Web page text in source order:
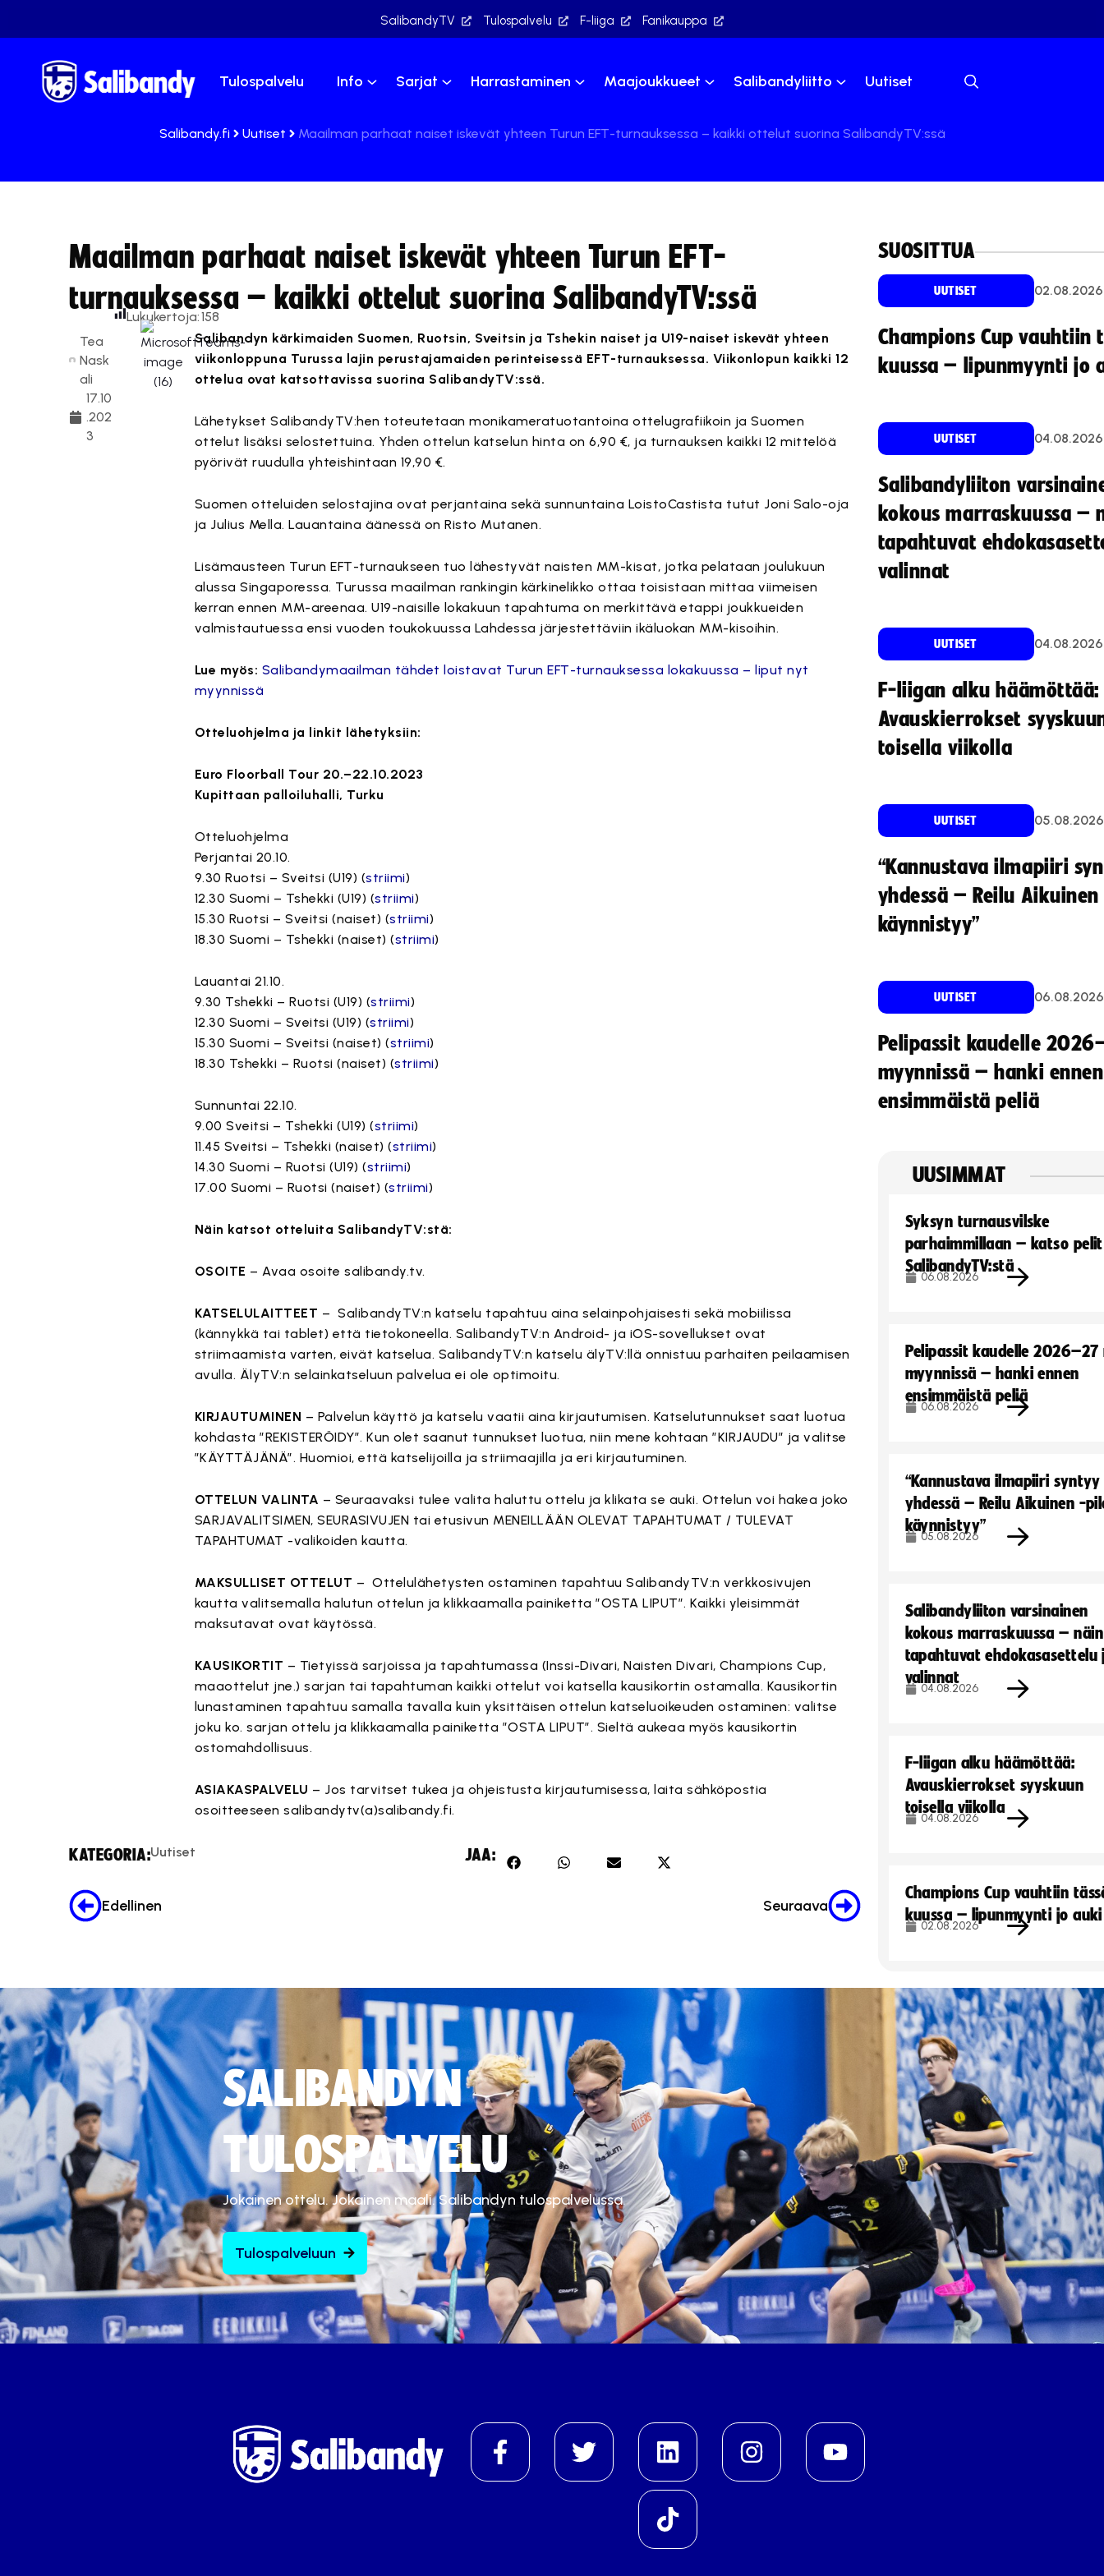
SalibandyTV Tulospalvelu F-liiga Fanikauppa
Tulospalvelu Info Sarjat Harrastaminen Maajoukkueet Salibandyliitto Uutiset
Salibandy.fi Uutiset Maailman parhaat naiset iskevät yhteen Turun EFT-turnauksessa – kaikki ottelut suorina SalibandyTV:ssä
Maailman parhaat naiset iskevät yhteen Turun EFT-
turnauksessa – kaikki ottelut suorina SalibandyTV:ssä
Tea
Nask
ali
17.10
.202
3
Lukukertoja:158
Salibandyn kärkimaiden Suomen, Ruotsin, Sveitsin ja Tshekin naiset ja U19-naiset iskevät yhteen
viikonloppuna Turussa lajin perustajamaiden perinteisessä EFT-turnauksessa. Viikonlopun kaikki 12
ottelua ovat katsottavissa suorina SalibandyTV:ssä.
Lähetykset SalibandyTV:hen toteutetaan monikameratuotantoina ottelugrafiikoin ja Suomen
ottelut lisäksi selostettuina. Yhden ottelun katselun hinta on 6,90 €, ja turnauksen kaikki 12 mittelöä
pyörivät ruudulla yhteishintaan 19,90 €.
Suomen otteluiden selostajina ovat perjantaina sekä sunnuntaina LoistoCastista tutut Joni Salo-oja
ja Julius Mella. Lauantaina äänessä on Risto Mutanen.
Lisämausteen Turun EFT-turnaukseen tuo lähestyvät naisten MM-kisat, jotka pelataan joulukuun
alussa Singaporessa. Turussa maailman rankingin kärkinelikko ottaa toisistaan mittaa viimeisen
kerran ennen MM-areenaa. U19-naisille lokakuun tapahtuma on merkittävä etappi joukkueiden
valmistautuessa ensi vuoden toukokuussa Lahdessa järjestettäviin ikäluokan MM-kisoihin.
Lue myös: Salibandymaailman tähdet loistavat Turun EFT-turnauksessa lokakuussa – liput nyt
myynnissä
Otteluohjelma ja linkit lähetyksiin:
Euro Floorball Tour 20.–22.10.2023
Kupittaan palloiluhalli, Turku
Otteluohjelma
Perjantai 20.10.
9.30 Ruotsi – Sveitsi (U19) (striimi)
12.30 Suomi – Tshekki (U19) (striimi)
15.30 Ruotsi – Sveitsi (naiset) (striimi)
18.30 Suomi – Tshekki (naiset) (striimi)
Lauantai 21.10.
9.30 Tshekki – Ruotsi (U19) (striimi)
12.30 Suomi – Sveitsi (U19) (striimi)
15.30 Suomi – Sveitsi (naiset) (striimi)
18.30 Tshekki – Ruotsi (naiset) (striimi)
Sunnuntai 22.10.
9.00 Sveitsi – Tshekki (U19) (striimi)
11.45 Sveitsi – Tshekki (naiset) (striimi)
14.30 Suomi – Ruotsi (U19) (striimi)
17.00 Suomi – Ruotsi (naiset) (striimi)
Näin katsot otteluita SalibandyTV:stä:
OSOITE – Avaa osoite salibandy.tv.
KATSELULAITTEET – SalibandyTV:n katselu tapahtuu aina selainpohjaisesti sekä mobiilissa
(kännykkä tai tablet) että tietokoneella. SalibandyTV:n Android- ja iOS-sovellukset ovat
striimaamista varten, eivät katselua. SalibandyTV:n katselu älyTV:llä onnistuu parhaiten peilaamisen
avulla. ÄlyTV:n selainkatseluun palvelua ei ole optimoitu.
KIRJAUTUMINEN – Palvelun käyttö ja katselu vaatii aina kirjautumisen. Katselutunnukset saat luotua
kohdasta ”REKISTERÖIDY”. Kun olet saanut tunnukset luotua, niin mene kohtaan ”KIRJAUDU” ja valitse
”KÄYTTÄJÄNÄ”. Huomioi, että katselijoilla ja striimaajilla ja eri kirjautuminen.
OTTELUN VALINTA – Seuraavaksi tulee valita haluttu ottelu ja klikata se auki. Ottelun voi hakea joko
SARJAVALITSIMEN, SEURASIVUJEN tai etusivun MENEILLÄÄN OLEVAT TAPAHTUMAT / TULEVAT
TAPAHTUMAT -valikoiden kautta.
MAKSULLISET OTTELUT – Ottelulähetysten ostaminen tapahtuu SalibandyTV:n verkkosivujen
kautta valitsemalla halutun ottelun ja klikkaamalla painiketta ”OSTA LIPUT”. Kaikki yleisimmät
maksutavat ovat käytössä.
KAUSIKORTIT – Tietyissä sarjoissa ja tapahtumassa (Inssi-Divari, Naisten Divari, Champions Cup,
maaottelut jne.) sarjan tai tapahtuman kaikki ottelut voi katsella kausikortin ostamalla. Kausikortin
lunastaminen tapahtuu samalla tavalla kuin yksittäisen ottelun katseluoikeuden ostaminen: valitse
joku ko. sarjan ottelu ja klikkaamalla painiketta ”OSTA LIPUT”. Sieltä aukeaa myös kausikortin
ostomahdollisuus.
ASIAKASPALVELU – Jos tarvitset tukea ja ohjeistusta kirjautumisessa, laita sähköpostia
osoitteeseen salibandytv(a)salibandy.fi.
KATEGORIA:Uutiset JAA:
Edellinen Seuraava
SUOSITTUA
UUTISET 02.08.2026
Champions Cup vauhtiin
kuussa – lipunmyynti jo
UUTISET 04.08.2026
Salibandyliiton
kokous marraskuussa –
tapahtuvat
valinnat
UUTISET 04.08.2026
F-liigan alku häämöttää:
Avauskierrokset
toisella viikolla
UUTISET 05.08.2026
“Kannustava ilmapiiri
yhdessä – Reilu
käynnistyy”
UUTISET 06.08.2026
Pelipassit kaudelle
myynnissä – hanki ennen
ensimmäistä peliä
UUSIMMAT
Syksyn turnausvilske
parhaimmillaan – katso pelit
SalibandyTV:stä
06.08.2026
Pelipassit kaudelle
myynnissä – hanki ennen
ensimmäistä peliä
06.08.2026
“Kannustava ilmapiiri syntyy
yhdessä – Reilu Aikuinen -
käynnistyy”
05.08.2026
Salibandyliiton varsinainen
kokous marraskuussa – näin
tapahtuvat ehdokasasettelu
valinnat
04.08.2026
F-liigan alku häämöttää:
Avauskierrokset syyskuun
toisella viikolla
04.08.2026
Champions Cup vauhtiin
kuussa – lipunmyynti jo auki
02.08.2026
SALIBANDYN
TULOSPALVELU
Jokainen ottelu. Jokainen maali. Salibandyn tulospalvelussa.
Tulospalveluun